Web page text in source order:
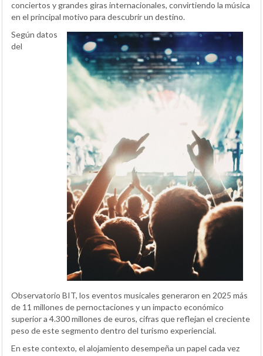
conciertos y grandes giras internacionales, convirtiendo la música
en el principal motivo para descubrir un destino.
Según datos
del
Observatorio BIT, los eventos musicales generaron en 2025 más
de 11 millones de pernoctaciones y un impacto económico
superior a 4.300 millones de euros, cifras que reflejan el creciente
peso de este segmento dentro del turismo experiencial.
En este contexto, el alojamiento desempeña un papel cada vez